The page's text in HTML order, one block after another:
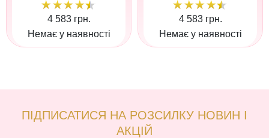
4 583 грн.
Немає у наявності
4 583 грн.
Немає у наявності
ПІДПИСАТИСЯ НА РОЗСИЛКУ НОВИН І
АКЦІЙ